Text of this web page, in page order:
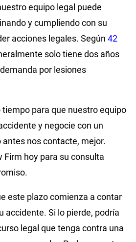
equipo legal puede
y cumpliendo con su
acciones legales. Según 42
solo tiene dos años
por lesiones
tiempo para que nuestro equipo
y negocie con un
antes nos contacte, mejor.
Firm hoy para su consulta
este plazo comienza a contar
accidente. Si lo pierde, podría
legal que tenga contra una